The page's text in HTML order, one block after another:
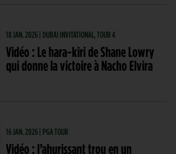
18 JAN. 2026 | DUBAI INVITATIONAL, TOUR 4
Vidéo : Le hara-kiri de Shane Lowry
qui donne la victoire à Nacho Elvira
16 JAN. 2026 | PGA TOUR
Vidéo : l’ahurissant trou en un